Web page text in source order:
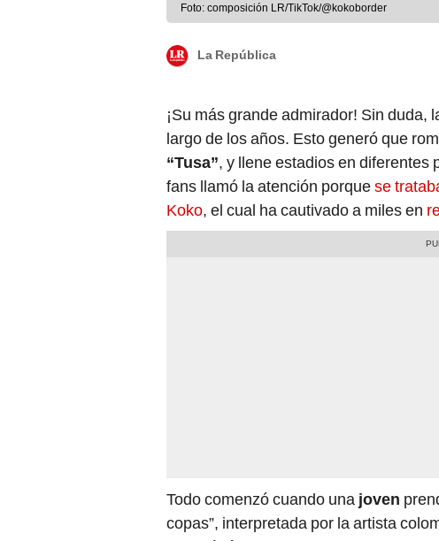
Foto: composición LR/TikTok/@kokoborder
La República
¡Su más grande admirador! Sin duda,
largo de los años. Esto generó que
“Tusa”, y llene estadios en diferentes
fans llamó la atención porquese
Koko, el cual ha cautivado a miles en
Todo comenzó cuando una joven
copas”, interpretada por la artista